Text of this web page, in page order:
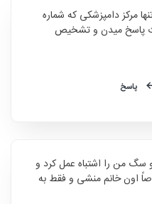
مرکز دامپزشکی که شماره
پاسخ میدن و تشخیص
پاسخ
سگ من را اشتباه عمل کرد و
اون خانم منشی و فقط به